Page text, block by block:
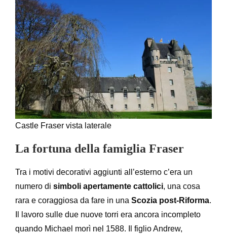
Castle Fraser vista laterale
La fortuna della famiglia Fraser
Tra i motivi decorativi aggiunti all’esterno c’era un
numero di simboli apertamente cattolici, una cosa
rara e coraggiosa da fare in una Scozia post-Riforma.
Il lavoro sulle due nuove torri era ancora incompleto
quando Michael morì nel 1588. Il figlio Andrew,